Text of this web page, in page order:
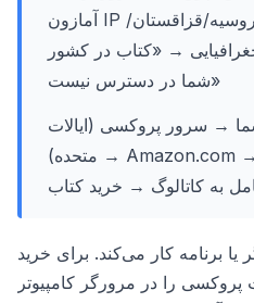
آمازون IP واقعی شما را می‌بیند (روسیه/قزاقستان/
→ «کتاب در کشور
شما در دسترس نیست»
→ سرور پروکسی (ایالات
متحده) → Amazon.com → آمازون IP آمریکایی را
به کاتالوگ → خرید کتاب
برنامه کار می‌کند. برای خرید
را در مرورگر کامپیوتر